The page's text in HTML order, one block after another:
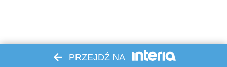
PRZEJDŹ NA